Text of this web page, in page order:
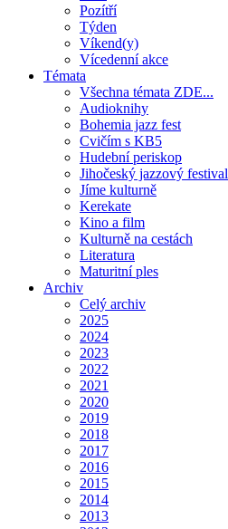
Pozítří
Týden
Víkend(y)
Vícedenní akce
Témata
Všechna témata ZDE...
Audioknihy
Bohemia jazz fest
Cvičím s KB5
Hudební periskop
Jihočeský jazzový festival
Jíme kulturně
Kerekate
Kino a film
Kulturně na cestách
Literatura
Maturitní ples
Archiv
Celý archiv
2025
2024
2023
2022
2021
2020
2019
2018
2017
2016
2015
2014
2013